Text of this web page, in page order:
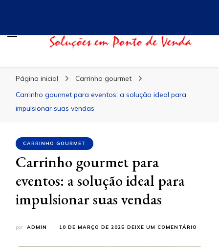
Página inicial
Carrinho gourmet
Carrinho gourmet para eventos: a solução ideal para
impulsionar suas vendas
CARRINHO GOURMET
Carrinho gourmet para
eventos: a solução ideal para
impulsionar suas vendas
por ADMIN 10 DE MARÇO DE 2025 DEIXE UM COMENTÁRIO